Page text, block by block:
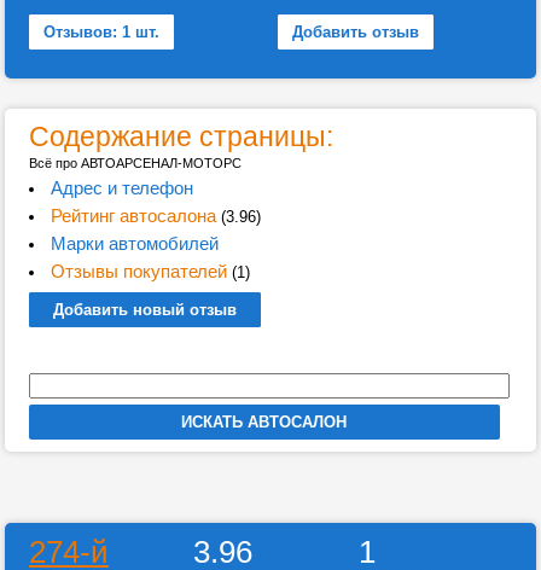
Отзывов: 1 шт. Добавить отзыв
Содержание страницы:
Всё про АВТОАРСЕНАЛ-МОТОРС
Адрес и телефон
Рейтинг автосалона(3.96)
Марки автомобилей
Отзывы покупателей(1)
Добавить новый отзыв
274-й 3.96 1